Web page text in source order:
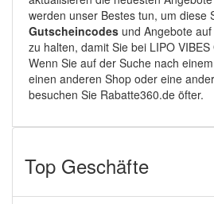
werden unser Bestes tun, um diese
Gutscheincodes und Angebote
zu halten, damit Sie bei LIPO
Wenn Sie auf der Suche nach
einen anderen Shop oder eine
besuchen Sie Rabatte360.de öfter.
Top Geschäfte